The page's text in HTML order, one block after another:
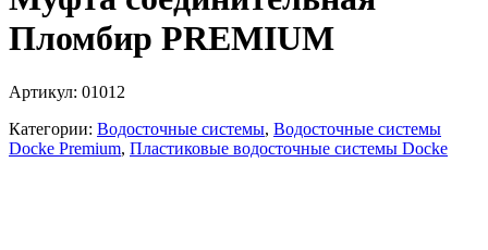
Пломбир PREMIUM
Артикул: 01012
Категории: Водосточные системы, Водосточные системы
Docke Premium, Пластиковые водосточные системы Docke